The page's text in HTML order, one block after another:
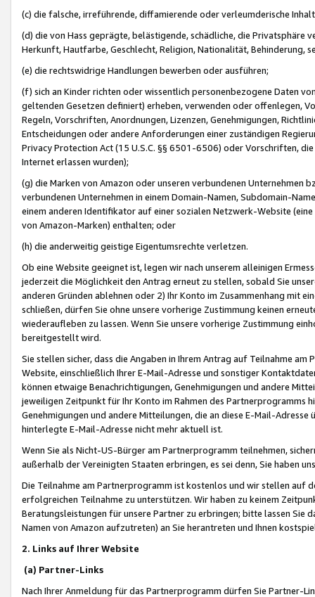
(c) die falsche, irreführende, diffamierende oder verleumderische
(d) die von Hass geprägte, belästigende, schädliche, die Privatsphäre
Herkunft, Hautfarbe, Geschlecht, Religion, Nationalität, Behinderung,
(e) die rechtswidrige Handlungen bewerben oder ausführen;
(f) sich an Kinder richten oder wissentlich personenbezogene Daten
geltenden Gesetzen definiert) erheben, verwenden oder offenlegen,
Regeln, Vorschriften, Anordnungen, Lizenzen, Genehmigungen,
Entscheidungen oder andere Anforderungen einer zuständigen
Privacy Protection Act (15 U.S.C. §§ 6501-6506) oder Vorschriften,
Internet erlassen wurden);
(g) die Marken von Amazon oder unseren verbundenen Unternehmen
verbundenen Unternehmen in einem Domain-Namen, Subdomain-
einem anderen Identifikator auf einer sozialen Netzwerk-Website
von Amazon-Marken) enthalten; oder
(h) die anderweitig geistige Eigentumsrechte verletzen.
Ob eine Website geeignet ist, legen wir nach unserem alleinigen
jederzeit die Möglichkeit den Antrag erneut zu stellen, sobald Sie
anderen Gründen ablehnen oder 2) Ihr Konto im Zusammenhang mit
schließen, dürfen Sie ohne unsere vorherige Zustimmung keinen
wiederaufleben zu lassen. Wenn Sie unsere vorherige Zustimmung
bereitgestellt wird.
Sie stellen sicher, dass die Angaben in Ihrem Antrag auf Teilnahme
Website, einschließlich Ihrer E-Mail-Adresse und sonstiger
können etwaige Benachrichtigungen, Genehmigungen und andere
jeweiligen Zeitpunkt für Ihr Konto im Rahmen des Partnerprogramms
Genehmigungen und andere Mitteilungen, die an diese E-Mail-
hinterlegte E-Mail-Adresse nicht mehr aktuell ist.
Wenn Sie als Nicht-US-Bürger am Partnerprogramm teilnehmen,
außerhalb der Vereinigten Staaten erbringen, es sei denn, Sie haben
Die Teilnahme am Partnerprogramm ist kostenlos und wir stellen auf
erfolgreichen Teilnahme zu unterstützen. Wir haben zu keinem
Beratungsleistungen für unsere Partner zu erbringen; bitte lassen Sie
Namen von Amazon aufzutreten) an Sie herantreten und Ihnen
2. Links auf Ihrer Website
(a) Partner-Links
Nach Ihrer Anmeldung für das Partnerprogramm dürfen Sie Partner-